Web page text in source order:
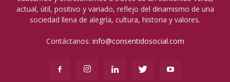
actual, útil, positivo y variado, reflejo del dinamismo de una
sociedad llena de alegría, cultura, historia y valores.
Contáctanos: info@consentidosocial.com